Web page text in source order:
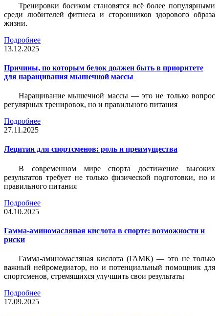
Тренировки босиком становятся всё более популярными
среди любителей фитнеса и сторонников здорового образа
жизни.
Подробнее
13.12.2025
Причины, по которым белок должен быть в приоритете
для наращивания мышечной массы
Наращивание мышечной массы — это не только вопрос
регулярных тренировок, но и правильного питания
Подробнее
27.11.2025
Лецитин для спортсменов: роль и преимущества
В современном мире спорта достижение высоких
результатов требует не только физической подготовки, но и
правильного питания
Подробнее
04.10.2025
Гамма-аминомасляная кислота в спорте: возможности и
риски
Гамма-аминомасляная кислота (ГАМК) — это не только
важный нейромедиатор, но и потенциальный помощник для
спортсменов, стремящихся улучшить свои результаты
Подробнее
17.09.2025